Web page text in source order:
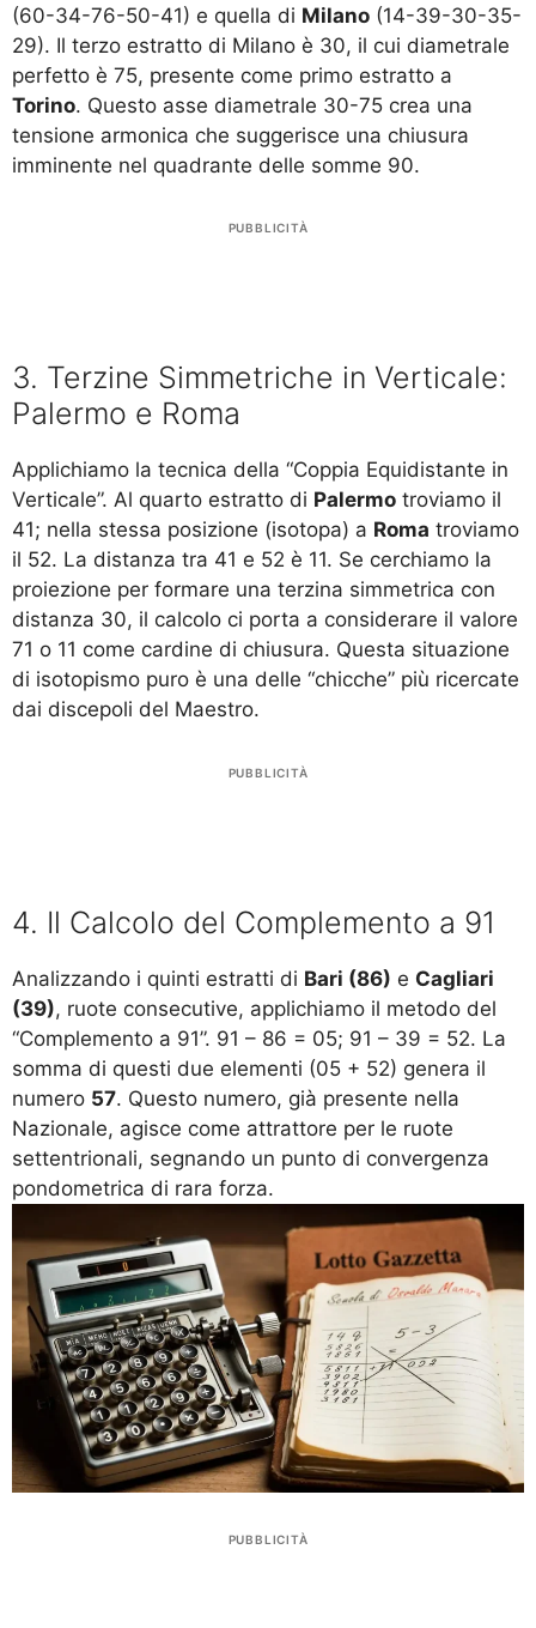
(60-34-76-50-41) e quella di Milano (14-39-30-35-
29). Il terzo estratto di Milano è 30, il cui diametrale
perfetto è 75, presente come primo estratto a
Torino. Questo asse diametrale 30-75 crea una
tensione armonica che suggerisce una chiusura
imminente nel quadrante delle somme 90.
PUBBLICITÀ
3. Terzine Simmetriche in Verticale:
Palermo e Roma
Applichiamo la tecnica della “Coppia Equidistante in
Verticale”. Al quarto estratto di Palermo troviamo il
41; nella stessa posizione (isotopa) a Roma troviamo
il 52. La distanza tra 41 e 52 è 11. Se cerchiamo la
proiezione per formare una terzina simmetrica con
distanza 30, il calcolo ci porta a considerare il valore
71 o 11 come cardine di chiusura. Questa situazione
di isotopismo puro è una delle “chicche” più ricercate
dai discepoli del Maestro.
PUBBLICITÀ
4. Il Calcolo del Complemento a 91
Analizzando i quinti estratti di Bari (86) e Cagliari
(39), ruote consecutive, applichiamo il metodo del
“Complemento a 91”. 91 – 86 = 05; 91 – 39 = 52. La
somma di questi due elementi (05 + 52) genera il
numero 57. Questo numero, già presente nella
Nazionale, agisce come attrattore per le ruote
settentrionali, segnando un punto di convergenza
pondometrica di rara forza.
PUBBLICITÀ